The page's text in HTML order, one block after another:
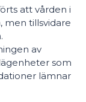
att vården i
men tillsvidare
av
som
lämnar